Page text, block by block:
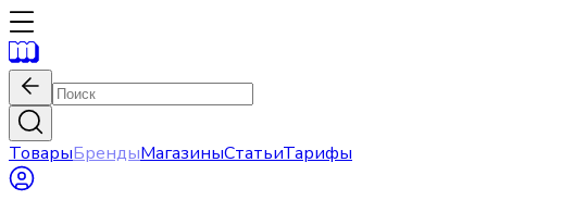
ТоварыБрендыМагазиныСтатьиТарифы